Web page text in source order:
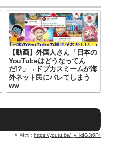
【動画】外国人さん「日本の
YouTubeはどうなってん
だ!?」→ドブカスミームが海
外ネット民にバレてしまう
ww
引用元： https://youtu.be/_y_kdGJt6F4